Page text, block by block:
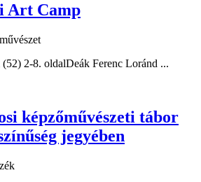
Art Camp
2-8. oldalDeák Ferenc Loránd ...
képzőművészeti tábor
jegyében